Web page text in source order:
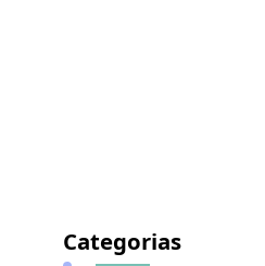
Categorias